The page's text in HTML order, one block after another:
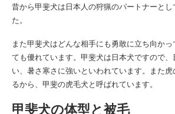
昔から甲斐犬は日本人の狩猟のパートナーと
た。
また甲斐犬はどんな相手にも勇敢に立ち向か
ても優れています。 甲斐犬は日本犬ですので
い、暑さ寒さに強いといわれています。また
るから、甲斐の虎毛犬と呼ばれています。
甲斐犬の体型と被毛